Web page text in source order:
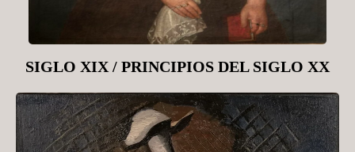
SIGLO XIX / PRINCIPIOS DEL SIGLO XX